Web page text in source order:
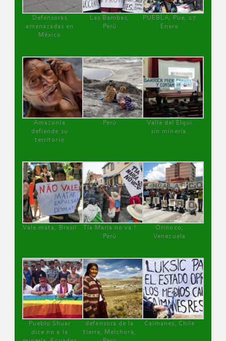
Defensoras
amenazadas en
México
Las Bambas,
Perú
PUEBLA, Pue, 27
Enero
Amazonía
defiende su
territorio
Perú
Valle del Elqui
sin minería.
Vale mata, Brasil
Tía María no va !
Perú
Orinoco,
Venezuela
Pueblo Shuar
dice no a la
defensora de la
tierra, Melchora,
Caimanes, Chile